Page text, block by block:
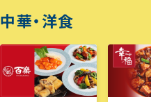
中華・洋食